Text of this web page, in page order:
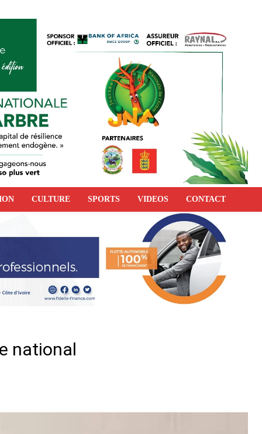
CULTURE SPORTS VIDEOS CONTACT
national